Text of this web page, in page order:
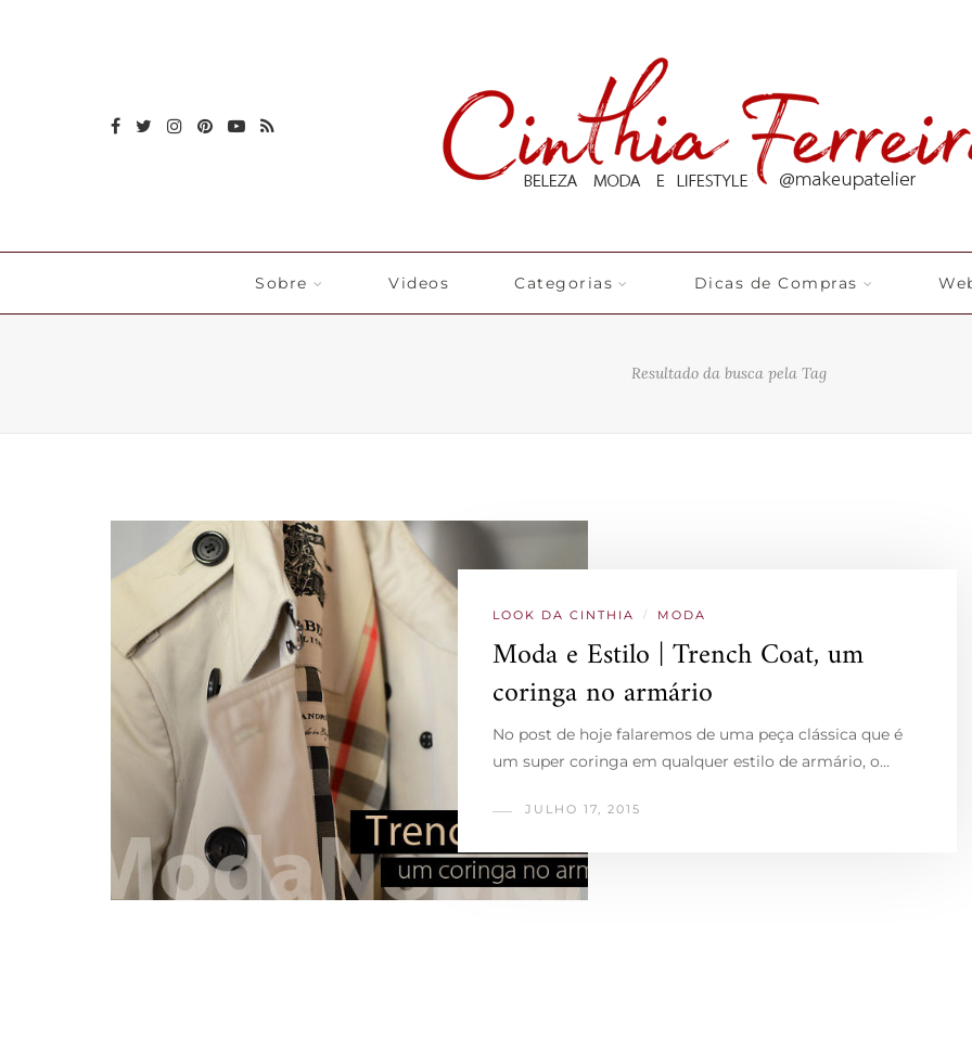
Sobre Videos Categorias Dicas de Compras
Resultado da busca pela Tag
LOOK DA CINTHIA / MODA
Moda e Estilo | Trench Coat, um
coringa no armário
No post de hoje falaremos de uma peça clássica que é
um super coringa em qualquer estilo de armário, o…
JULHO 17, 2015